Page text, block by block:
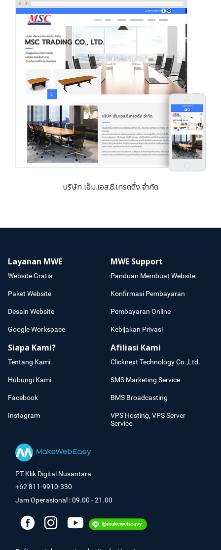
บริษัท เอ็ม.เอส.ซี.เทรดดิ้ง จำกัด
Layanan MWE
Website Gratis
Paket Website
Desain Website
Google Workspace
MWE Support
Panduan Membuat Website
Konfirmasi Pembayaran
Pembayaran Online
Kebijakan Privasi
Siapa Kami?
Tentang Kami
Hubungi Kami
Facebook
Instagram
Afiliasi Kami
Clicknext Technology Co.,Ltd.
SMS Marketing Service
BMS Broadcasting
VPS Hosting, VPS Server
Service
PT Klik Digital Nusantara
+62 811-9910-330
Jam Operasional : 09.00 - 21.00